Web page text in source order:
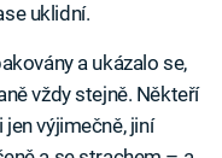
uklidní.
a ukázalo se,
vždy stejně. Někteří
výjimečně, jiní